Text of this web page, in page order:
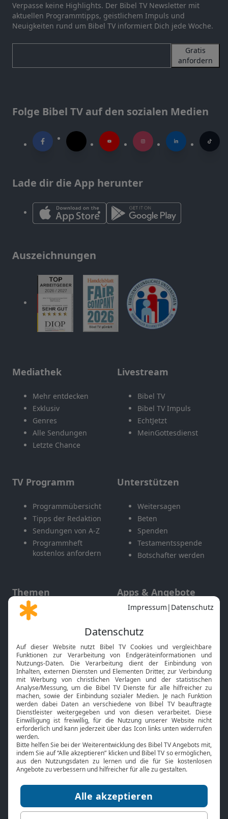
Verpasse keine Highlights. Der Bibel TV Newsletter mit
aktuellen Programmtipps, geistlichem Impuls und
Neuigkeiten rund um Bibel TV informiert Dich jede Woche.
Gratis
anfordern
Folge Bibel TV auf den sozialen Medien
Lade dir die App herunter
Auszeichnungen
Mediathek
Mehr entdecken
Exklusiv
Genres
Alle Sendungen
Letzte Chance
Livestream
Bibel TV
Bibel TV Impuls
EchtJetzt
MeinGottesdienst
TV Programm
Programmübersicht
Tipps der Redaktion
Sendungen von A-Z
Programmheft
kostenlos anfordern
Unterstützen
Weitersagen
Beten
Spenden
Testamentsspende
Botschafter werden
Themen
Gott und Bibel erklärt
Neuigkeiten
Apps & Angebote
Mobile App
Smart TV
HbbTV
Bibelthek Online-Bibel
Nächster Gottesdienst
Bibel TV
Über uns
Jobs
Mediadaten
Service
Kontakt
TV-Empfang